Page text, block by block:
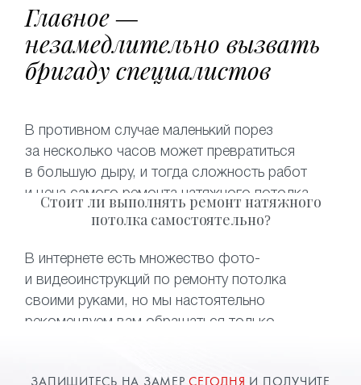
Главное —
незамедлительно вызвать
бригаду специалистов
В противном случае маленький порез
за несколько часов может превратиться
в большую дыру, и тогда сложность работ
и цена самого ремонта натяжного потолка
возрастет в разы. Что касается
самостоятельный слив воды может привести
к безвозвратной порче полотна. Чтобы
не тратить деньги и время на монтаж нового
полотна, достаточно обратиться
Стоит ли выполнять ремонт натяжного
потолка самостоятельно?
В интернете есть множество фото-
и видеоинструкций по ремонту потолка
своими руками, но мы настоятельно
рекомендуем вам обращаться только